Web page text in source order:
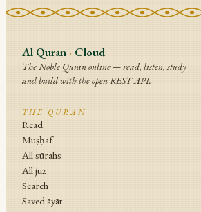
Al Quran · Cloud
The Noble Quran online — read, listen, study
and build with the open REST API.
THE QURAN
Read
Muṣḥaf
All sūrahs
All juz
Search
Saved āyāt